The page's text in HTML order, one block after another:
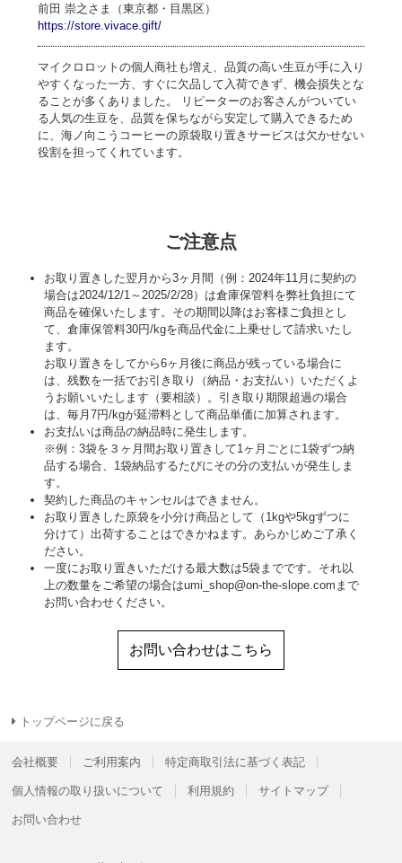
前田 崇之さま（東京都・目黒区）
https://store.vivace.gift/
マイクロロットの個人商社も増え、品質の高い生豆が手に入り
やすくなった一方、すぐに欠品して入荷できず、機会損失とな
ることが多くありました。 リピーターのお客さんがついてい
る人気の生豆を、品質を保ちながら安定して購入できるため
に、海ノ向こうコーヒーの原袋取り置きサービスは欠かせない
役割を担ってくれています。
ご注意点
お取り置きした翌月から3ヶ月間（例：2024年11月に契約の
場合は2024/12/1～2025/2/28）は倉庫保管料を弊社負担にて
商品を確保いたします。その期間以降はお客様ご負担とし
て、倉庫保管料30円/kgを商品代金に上乗せして請求いたし
ます。
お取り置きをしてから6ヶ月後に商品が残っている場合に
は、残数を一括でお引き取り（納品・お支払い）いただくよ
うお願いいたします（要相談）。引き取り期限超過の場合
は、毎月7円/kgが延滞料として商品単価に加算されます。
お支払いは商品の納品時に発生します。
※例：3袋を３ヶ月間お取り置きして1ヶ月ごとに1袋ずつ納
品する場合、1袋納品するたびにその分の支払いが発生しま
す。
契約した商品のキャンセルはできません。
お取り置きした原袋を小分け商品として（1kgや5kgずつに
分けて）出荷することはできかねます。あらかじめご了承く
ださい。
一度にお取り置きいただける最大数は5袋までです。それ以
上の数量をご希望の場合はumi_shop@on-the-slope.comまで
お問い合わせください。
お問い合わせはこちら
トップページに戻る
会社概要 ご利用案内 特定商取引法に基づく表記
個人情報の取り扱いについて 利用規約 サイトマップ
お問い合わせ